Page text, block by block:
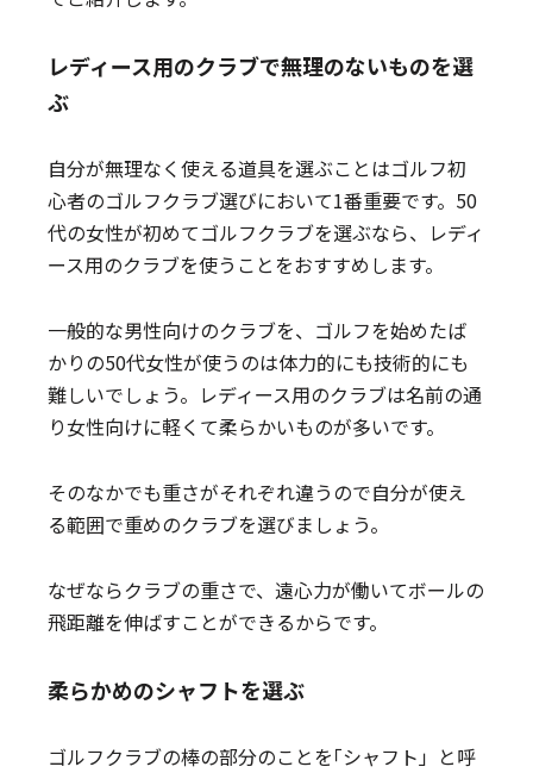
レディース用のクラブで無理のないものを選
ぶ
自分が無理なく使える道具を選ぶことはゴルフ初
心者のゴルフクラブ選びにおいて1番重要です。50
代の女性が初めてゴルフクラブを選ぶなら、レディ
ース用のクラブを使うことをおすすめします。
一般的な男性向けのクラブを、ゴルフを始めたば
かりの50代女性が使うのは体力的にも技術的にも
難しいでしょう。レディース用のクラブは名前の通
り女性向けに軽くて柔らかいものが多いです。
そのなかでも重さがそれぞれ違うので自分が使え
る範囲で重めのクラブを選びましょう。
なぜならクラブの重さで、遠心力が働いてボールの
飛距離を伸ばすことができるからです。
柔らかめのシャフトを選ぶ
ゴルフクラブの棒の部分のことを｢シャフト」と呼